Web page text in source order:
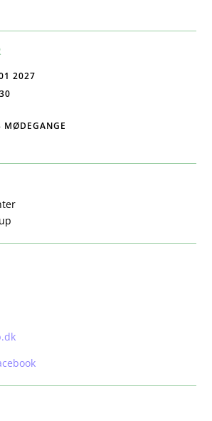
2027
MØDEGANGE